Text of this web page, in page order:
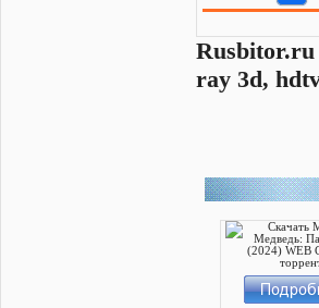
Rusbitor.ru
ray 3d,